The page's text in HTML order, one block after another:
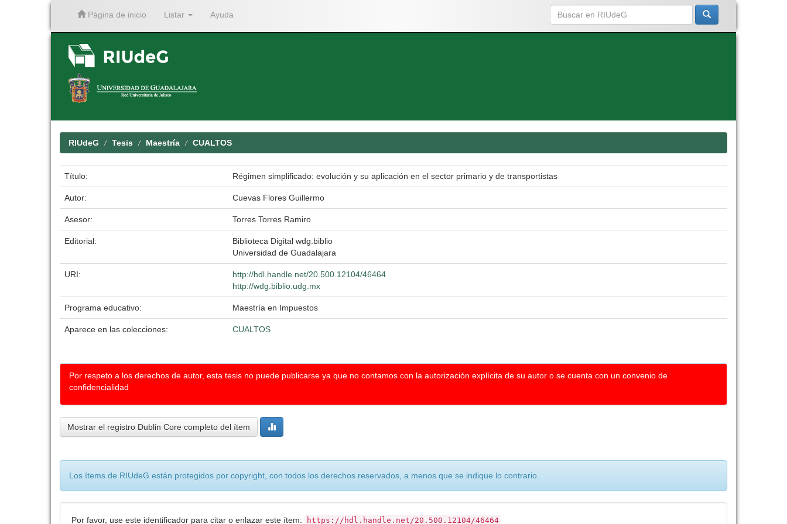
Página de inicio Listar Ayuda
RIUdeG Tesis Maestría CUALTOS
Título: Régimen simplificado: evolución y su aplicación en el sector primario y de transportistas
Autor: Cuevas Flores Guillermo
Asesor: Torres Torres Ramiro
Editorial:
Biblioteca Digital wdg.biblio
Universidad de Guadalajara
URI:
http://hdl.handle.net/20.500.12104/46464
http://wdg.biblio.udg.mx
Programa educativo: Maestría en Impuestos
Aparece en las colecciones: CUALTOS
Por respeto a los derechos de autor, esta tesis no puede publicarse ya que no contamos con la autorización explícita de su autor o se cuenta con un convenio de
confidencialidad
Mostrar el registro Dublin Core completo del ítem
Los ítems de RIUdeG están protegidos por copyright, con todos los derechos reservados, a menos que se indique lo contrario.
Por favor, use este identificador para citar o enlazar este ítem: https://hdl.handle.net/20.500.12104/46464